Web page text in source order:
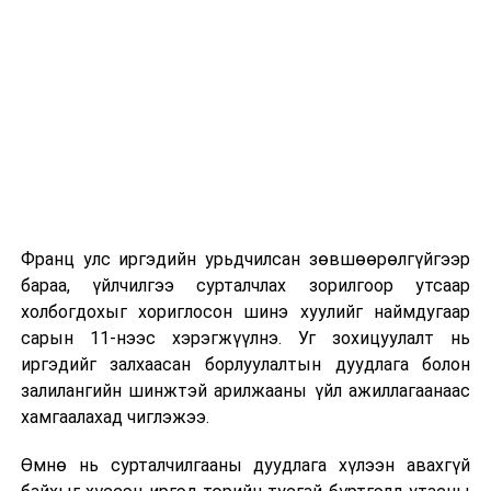
2026 оны 9 дүгээр сарын 13-наас оюутнуудыг
дотуур байранд оруулж эхэлнэ.
Сургууль, цэцэрлэгийн үйл ажиллагааны
зохицуулалт
2026 оны 8 дугаар сарын 17–28-ны өдрүүдэд
байранд элсэлт, бүртгэл болон бусад аливаа
Франц улс иргэдийн урьдчилсан зөвшөөрөлгүйгээр
бараа, үйлчилгээ сурталчлах зорилгоор утсаар
холбогдохыг хориглосон шинэ хуулийг наймдугаар
сарын 11-нээс хэрэгжүүлнэ. Уг зохицуулалт нь
иргэдийг залхаасан борлуулалтын дуудлага болон
залилангийн шинжтэй арилжааны үйл ажиллагаанаас
хамгаалахад чиглэжээ.
Өмнө нь сурталчилгааны дуудлага хүлээн авахгүй